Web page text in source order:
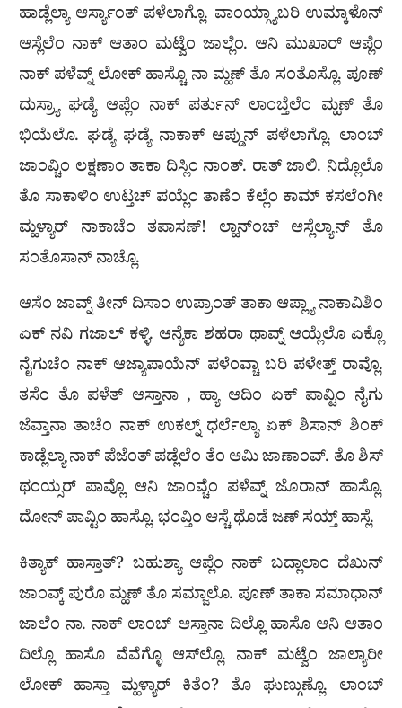
ಹಾಡ್ಲೆಲ್ಯಾ ಆರ್ಸ್ಯಾಂತ್ ಪಳೆಲಾಗ್ಲೊ. ವಾಂಯ್ಗ್ಯಾಬರಿ ಉಮ್ಕಾಳೊನ್
ಆಸ್ಲೆಲೆಂ ನಾಕ್ ಆತಾಂ ಮಟ್ವೆಂ ಜಾಲ್ಲೆಂ. ಆನಿ ಮುಖಾರ್ ಆಪ್ಲೆಂ
ನಾಕ್ ಪಳೆವ್ನ್ ಲೋಕ್ ಹಾಸ್ಚೊ ನಾ ಮ್ಹಣ್ ತೊ ಸಂತೊಸ್ಲೊ. ಪೂಣ್
ದುಸ್ರ್ಯಾ ಘಡ್ಯೆ ಆಪ್ಲೆಂ ನಾಕ್ ಪರ್ತುನ್ ಲಾಂಬ್ತೆಲೆಂ ಮ್ಹಣ್ ತೊ
ಭಿಯೆಲೊ. ಘಡ್ಯೆ ಘಡ್ಯೆ ನಾಕಾಕ್ ಆಪ್ಡುನ್ ಪಳೆಲಾಗ್ಲೊ. ಲಾಂಬ್
ಜಾಂವ್ಚಿಂ ಲಕ್ಷಣಾಂ ತಾಕಾ ದಿಸ್ಲಿಂ ನಾಂತ್. ರಾತ್ ಜಾಲಿ. ನಿದ್ಲೊಲೊ
ತೊ ಸಾಕಾಳಿಂ ಉಟ್ತಚ್ ಪಯ್ಲೆಂ ತಾಣೆಂ ಕೆಲ್ಲೆಂ ಕಾಮ್ ಕಸಲೆಂಗೀ
ಮ್ಹಳ್ಯಾರ್ ನಾಕಾಚೆಂ ತಪಾಸಣ್! ಲ್ಹಾನ್ಂಚ್ ಆಸ್ಲೆಲ್ಯಾನ್ ತೊ
ಸಂತೊಸಾನ್ ನಾಚ್ಲೊ.
ಆಸೆಂ ಜಾವ್ನ್ ತೀನ್ ದಿಸಾಂ ಉಪ್ರಾಂತ್ ತಾಕಾ ಆಪ್ಲ್ಯಾ ನಾಕಾವಿಶಿಂ
ಏಕ್ ನವಿ ಗಜಾಲ್ ಕಳ್ಳಿ. ಆನ್ಯೆಕಾ ಶಹರಾ ಥಾವ್ನ್ ಆಯ್ಲೆಲೊ ಏಕ್ಲೊ
ನೈಗುಚೆಂ ನಾಕ್ ಆಜ್ಯಾಪಾಯೆನ್ ಪಳೆಂವ್ಚಾ ಬರಿ ಪಳೇತ್ತ್ ರಾವ್ಲೊ.
ತಸೆಂ ತೊ ಪಳೆತ್ ಆಸ್ತಾನಾ , ಹ್ಯಾ ಆದಿಂ ಏಕ್ ಪಾವ್ಟಿಂ ನೈಗು
ಜೆವ್ತಾನಾ ತಾಚೆಂ ನಾಕ್ ಉಕಲ್ನ್ ಧರ್ಲೆಲ್ಯಾ ಏಕ್ ಶಿಸಾನ್ ಶಿಂಕ್
ಕಾಡ್ಲೆಲ್ಯಾ ನಾಕ್ ಪೆಜೆಂತ್ ಪಡ್ಲೆಲೆಂ ತೆಂ ಆಮಿ ಜಾಣಾಂವ್. ತೊ ಶಿಸ್
ಥಂಯ್ಸರ್ ಪಾವ್ಲೊ ಆನಿ ಜಾಂವ್ಚೆಂ ಪಳೆವ್ನ್ ಜೊರಾನ್ ಹಾಸ್ಲೊ.
ದೋನ್ ಪಾವ್ಟಿಂ ಹಾಸ್ಲೊ. ಭಂವ್ತಿಂ ಆಸ್ಚೆ ಥೊಡೆ ಜಣ್ ಸಯ್ತ್ ಹಾಸ್ಲೆ.
ಕಿತ್ಯಾಕ್ ಹಾಸ್ತಾತ್? ಬಹುಶ್ಯಾ ಆಪ್ಲೆಂ ನಾಕ್ ಬದ್ಲಾಲಾಂ ದೆಖುನ್
ಜಾಂವ್ಕ್ ಪುರೊ ಮ್ಹಣ್ ತೊ ಸಮ್ಜಾಲೊ. ಪೂಣ್ ತಾಕಾ ಸಮಾಧಾನ್
ಜಾಲೆಂ ನಾ. ನಾಕ್ ಲಾಂಬ್ ಆಸ್ತಾನಾ ದಿಲ್ಲೊ ಹಾಸೊ ಆನಿ ಆತಾಂ
ದಿಲ್ಲೊ ಹಾಸೊ ವೆವೆಗ್ಳೊ ಆಸ್‌ಲ್ಲೊ. ನಾಕ್ ಮಟ್ವೆಂ ಜಾಲ್ಯಾರೀ
ಲೋಕ್ ಹಾಸ್ತಾ ಮ್ಹಳ್ಯಾರ್ ಕಿತೆಂ? ತೊ ಘುಣ್ಗುಣ್ಲೊ. ಲಾಂಬ್